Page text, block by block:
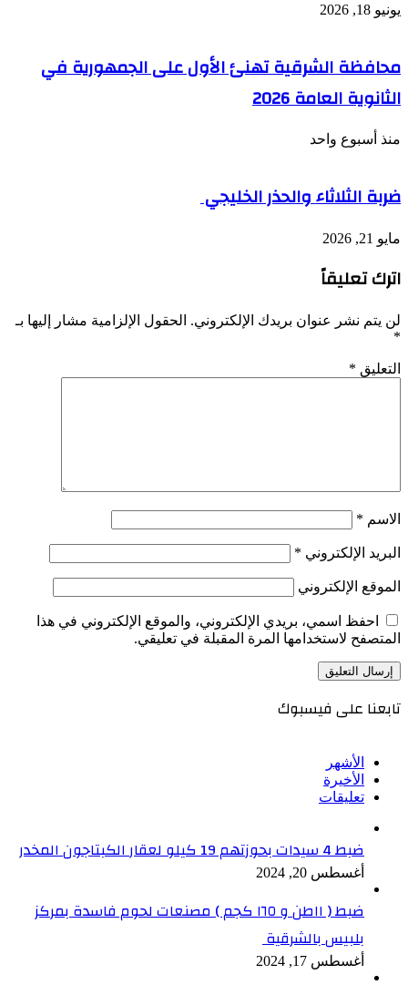
يونيو 18, 2026
محافظة الشرقية تهنئ الأول على الجمهورية في
الثانوية العامة 2026
منذ أسبوع واحد
ضربة الثلاثاء والحذر الخليجي
مايو 21, 2026
اترك تعليقاً
لن يتم نشر عنوان بريدك الإلكتروني. الحقول الإلزامية مشار إليها بـ
*
التعليق *
الاسم *
البريد الإلكتروني *
الموقع الإلكتروني
احفظ اسمي، بريدي الإلكتروني، والموقع الإلكتروني في هذا
المتصفح لاستخدامها المرة المقبلة في تعليقي.
تابعنا على فيسبوك
الأشهر
الأخيرة
تعليقات
ضبط 4 سيدات بحوزتهم 19 كيلو لعقار الكبتاجون المخدر
أغسطس 20, 2024
ضبط ( ١١طن و ١٦٥ كجم ) مصنعات لحوم فاسدة بمركز
بلبيس بالشرقية
أغسطس 17, 2024